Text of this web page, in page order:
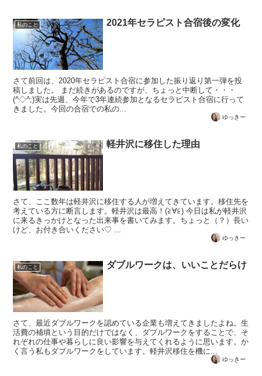
私のこと 2021年セラピスト合宿後の変化
さて前回は、2020年セラピスト合宿に参加した振り返り第一弾を投
稿しました。 まだ続きがあるのですが、ちょっと中断して・・・
(^◇^;)実は先週、今年で3年連続参加となるセラピスト合宿に行って
きました。今回の合宿での私の...
ゆっきー
私のこと 軽井沢に移住した理由
さて、ここ数年は軽井沢に移住する人が増えてきています。移住先を
考えている方に断言します。軽井沢は最高！(≧∀≦) 今日は私が軽井沢
に来るきっかけとなった出来事を書いてみます。ちょっと（？）長い
けど、お付き合いください♡ ...
ゆっきー
私のこと ダブルワークは、いいことだらけ
さて、最近ダブルワークを認めている企業も増えてきましたよね。生
活費の補填という目的だけではなく、ダブルワークをすることで、そ
れぞれの仕事や暮らしに良い影響を与えてくれるように思います。か
く言う私もダブルワークをしています。軽井沢移住を機に...
ゆっきー